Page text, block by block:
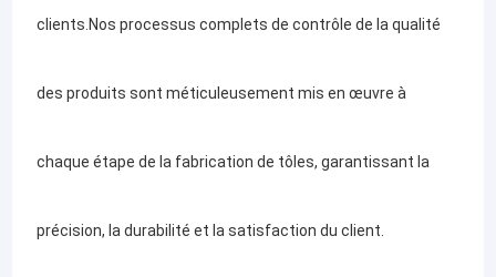
clients.Nos processus complets de contrôle de la qualité
des produits sont méticuleusement mis en œuvre à
chaque étape de la fabrication de tôles, garantissant la
précision, la durabilité et la satisfaction du client.